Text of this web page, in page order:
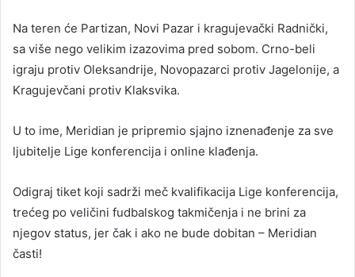
Na teren će Partizan, Novi Pazar i kragujevački Radnički,
sa više nego velikim izazovima pred sobom. Crno-beli
igraju protiv Oleksandrije, Novopazarci protiv Jagelonije, a
Kragujevčani protiv Klaksvika.
U to ime, Meridian je pripremio sjajno iznenađenje za sve
ljubitelje Lige konferencija i online klađenja.
Odigraj tiket koji sadrži meč kvalifikacija Lige konferencija,
trećeg po veličini fudbalskog takmičenja i ne brini za
njegov status, jer čak i ako ne bude dobitan – Meridian
časti!